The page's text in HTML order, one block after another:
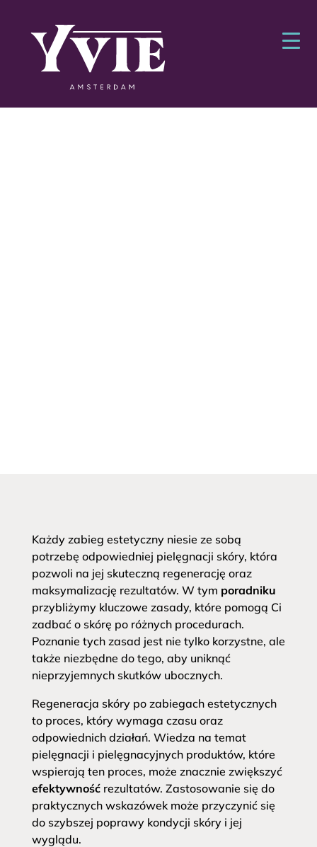
Każdy zabieg estetyczny niesie ze sobą
potrzebę odpowiedniej pielęgnacji skóry, która
pozwoli na jej skuteczną regenerację oraz
maksymalizację rezultatów. W tym poradniku
przybliżymy kluczowe zasady, które pomogą Ci
zadbać o skórę po różnych procedurach.
Poznanie tych zasad jest nie tylko korzystne, ale
także niezbędne do tego, aby uniknąć
nieprzyjemnych skutków ubocznych.
Regeneracja skóry po zabiegach estetycznych
to proces, który wymaga czasu oraz
odpowiednich działań. Wiedza na temat
pielęgnacji i pielęgnacyjnych produktów, które
wspierają ten proces, może znacznie zwiększyć
efektywnośćrezultatów. Zastosowanie się do
praktycznych wskazówek może przyczynić się
do szybszej poprawy kondycji skóry i jej
wyglądu.